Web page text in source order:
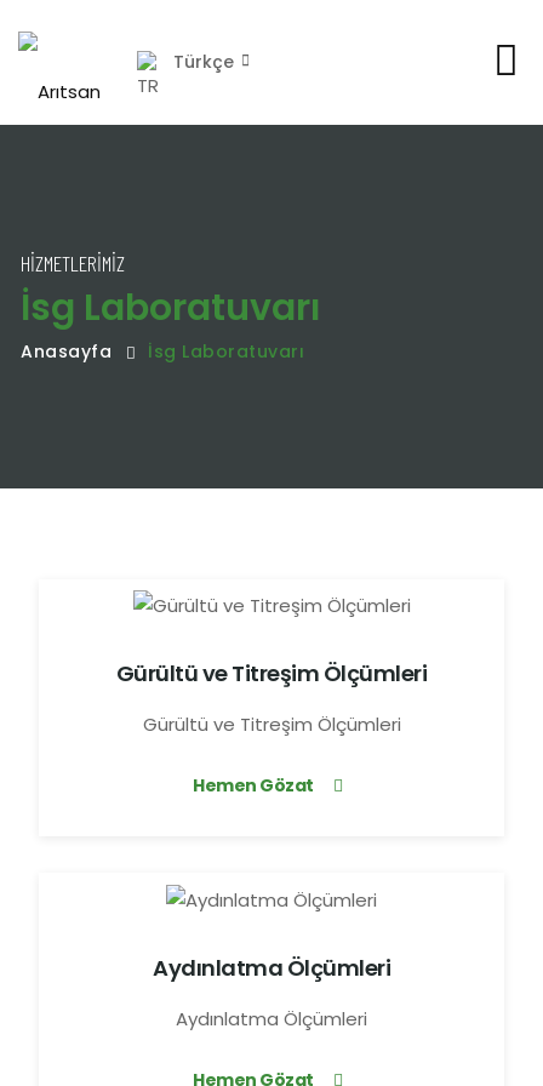
Türkçe
HIZMETLERIMIZ
İsg Laboratuvarı
Anasayfa İsg Laboratuvarı
Gürültü ve Titreşim Ölçümleri
Gürültü ve Titreşim Ölçümleri
Hemen Gözat
Aydınlatma Ölçümleri
Aydınlatma Ölçümleri
Hemen Gözat